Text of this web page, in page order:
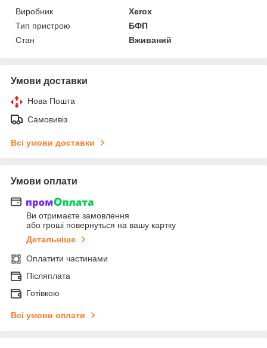
Виробник
Xerox
Тип пристрою
БФП
Стан
Вживаний
Умови доставки
Нова Пошта
Самовивіз
Всі умови доставки
Умови оплати
Ви отримаєте замовлення
або гроші повернуться на вашу картку
Детальніше
Оплатити частинами
Післяплата
Готівкою
Всі умови оплати